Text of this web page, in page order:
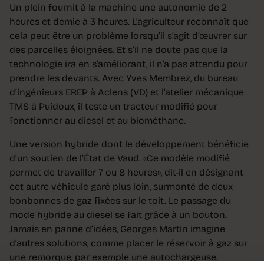
Un plein fournit à la machine une autonomie de 2
heures et demie à 3 heures. L’agriculteur reconnaît que
cela peut être un problème lorsqu’il s’agit d’œuvrer sur
des parcelles éloignées. Et s’il ne doute pas que la
technologie ira en s’améliorant, il n’a pas attendu pour
prendre les devants. Avec Yves Membrez, du bureau
d’ingénieurs EREP à Aclens (VD) et l’atelier mécanique
TMS à Puidoux, il teste un tracteur modifié pour
fonctionner au diesel et au biométhane.
Une version hybride dont le développement bénéficie
d’un soutien de l’État de Vaud. «Ce modèle modifié
permet de travailler 7 ou 8 heures», dit-il en désignant
cet autre véhicule garé plus loin, surmonté de deux
bonbonnes de gaz fixées sur le toit. Le passage du
mode hybride au diesel se fait grâce à un bouton.
Jamais en panne d’idées, Georges Martin imagine
d’autres solutions, comme placer le réservoir à gaz sur
une remorque, par exemple une autochargeuse.